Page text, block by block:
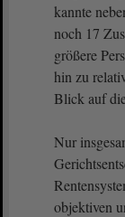
kannte
noch 17
größere
hin zu
Blick auf
Nur
objektiven